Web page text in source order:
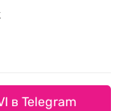
в Telegram